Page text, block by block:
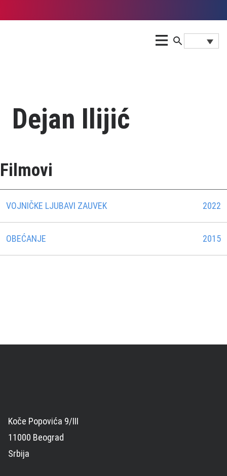
Dejan Ilijić
Filmovi
VOJNIČKE LJUBAVI ZAUVEK 2022
OBEĆANJE 2015
Koče Popovića 9/III
11000 Beograd
Srbija